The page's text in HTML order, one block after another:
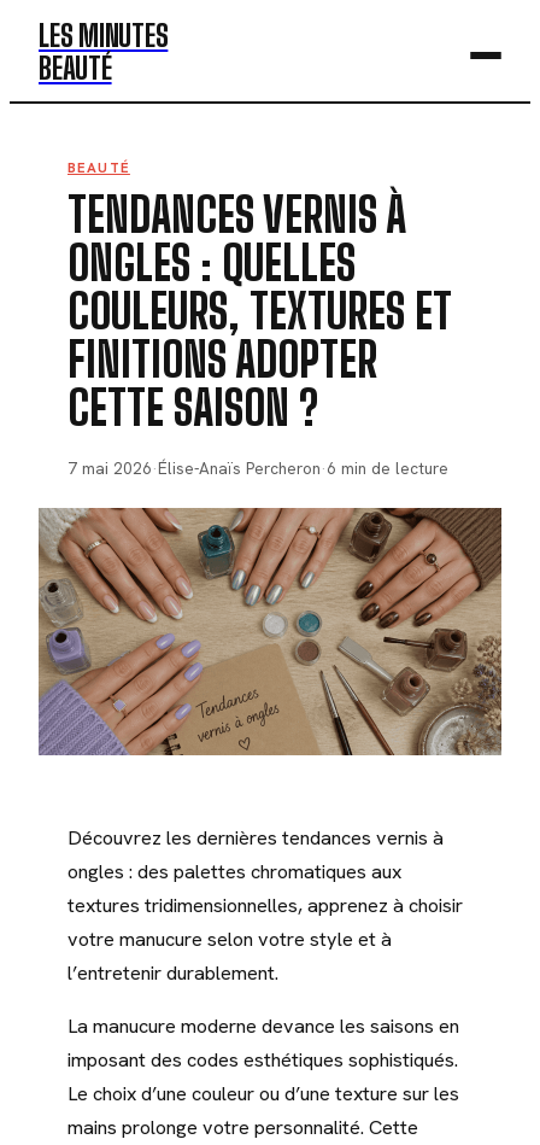
LES MINUTES
BEAUTÉ
MODE
SANTÉ
BIEN-ÊTRE
DÉV. PERSO
BEAUTÉ
TENDANCES VERNIS À
ONGLES : QUELLES
COULEURS, TEXTURES ET
FINITIONS ADOPTER
CETTE SAISON ?
7 mai 2026·Élise-Anaïs Percheron·6 min de lecture
Découvrez les dernières tendances vernis à
ongles : des palettes chromatiques aux
textures tridimensionnelles, apprenez à choisir
votre manucure selon votre style et à
l’entretenir durablement.
La manucure moderne devance les saisons en
imposant des codes esthétiques sophistiqués.
Le choix d’une couleur ou d’une texture sur les
mains prolonge votre personnalité. Cette